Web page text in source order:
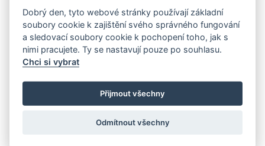
Související projekty
Dobrý den, tyto webové stránky používají základní
soubory cookie k zajištění svého správného fungování
a sledovací soubory cookie k pochopení toho, jak s
nimi pracujete. Ty se nastavují pouze po souhlasu.
Chci si vybrat
Přijmout všechny
Odmítnout všechny